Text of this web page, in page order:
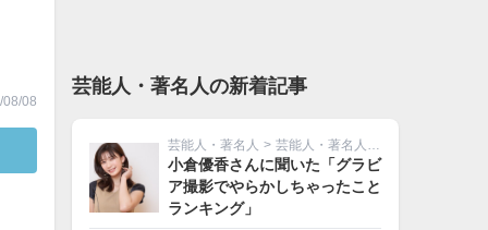
08/08
芸能人・著名人の新着記事
芸能人・著名人 > 芸能人・著名人その他
小倉優香さんに聞いた「グラビ
ア撮影でやらかしちゃったこと
ランキング」